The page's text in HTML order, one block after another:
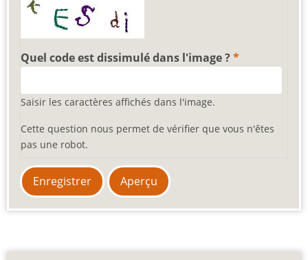
Quel code est dissimulé dans l'image ?
Saisir les caractères affichés dans l'image.
Cette question nous permet de vérifier que vous n'êtes
pas une robot.